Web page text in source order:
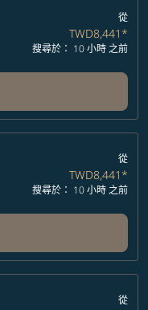
從
TWD8,441*
搜尋於： 10 小時 之前
從
TWD8,441*
搜尋於： 10 小時 之前
從